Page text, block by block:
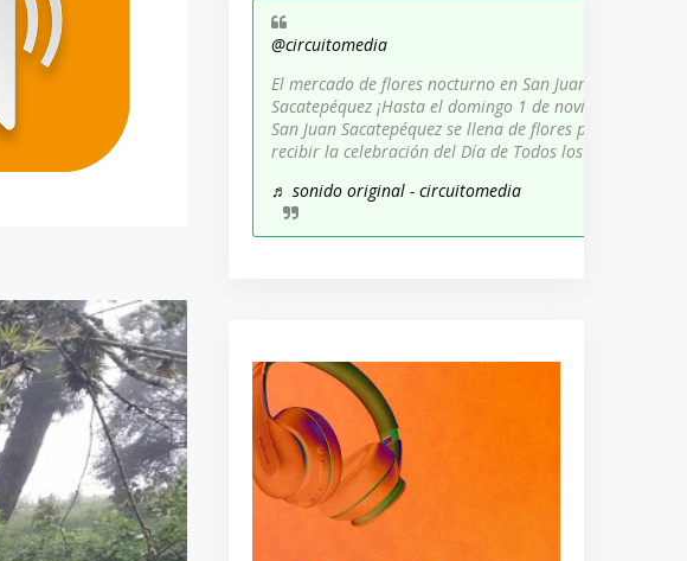
@circuitomedia
El mercado de flores nocturno en San Juan
Sacatepéquez ¡Hasta el domingo 1 de noviembre,
San Juan Sacatepéquez se llena de flores para
recibir la celebración del Día de Todos los Santos!
♬ sonido original - circuitomedia